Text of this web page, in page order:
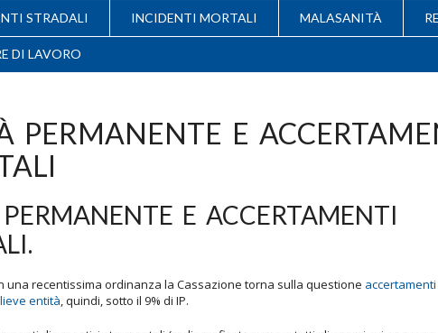
STRADALI INCIDENTI MORTALI MALASANITÀ
DI LAVORO
PERMANENTE E
E ACCERTAMENTI
una recentissima ordinanza la Cassazione torna sulla questione
entità, quindi, sotto il 9% di IP.